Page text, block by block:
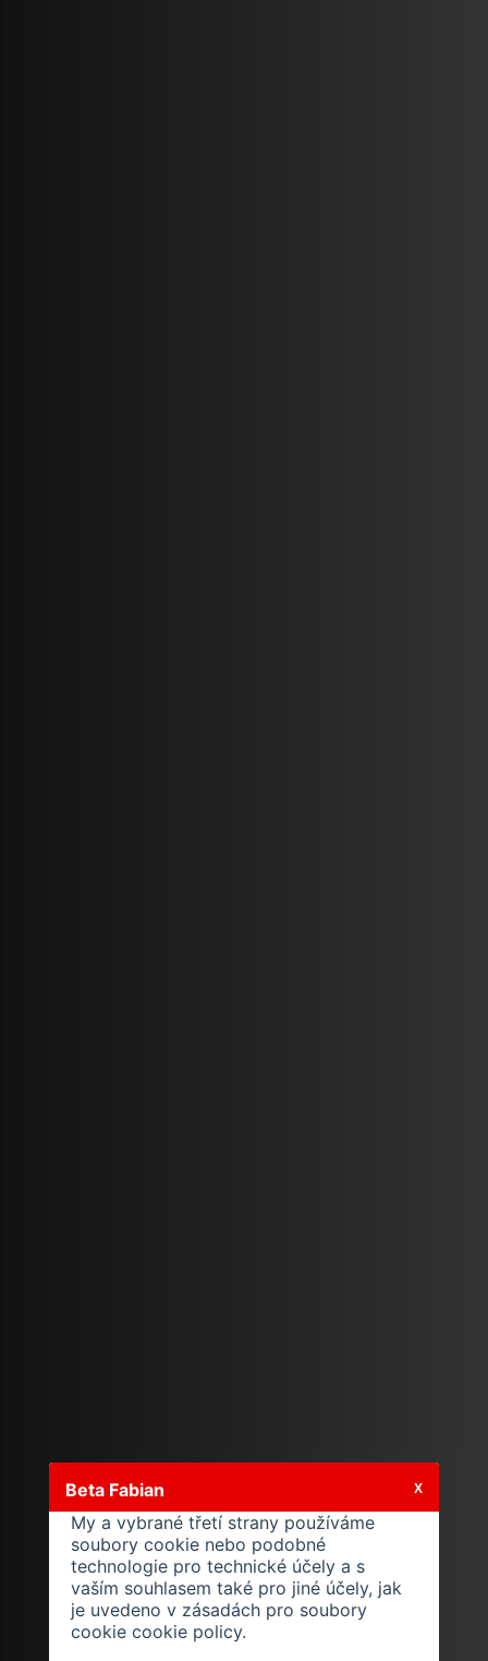
Beta Fabian
My a vybrané třetí strany používáme
soubory cookie nebo podobné
technologie pro technické účely a s
vaším souhlasem také pro jiné účely, jak
je uvedeno v zásadách pro soubory
cookie cookie policy.
X